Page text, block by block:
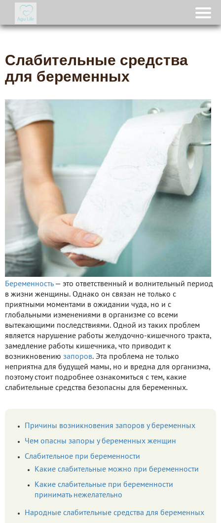
Слабительные средства
для беременных
Беременность— это ответственный и волнительный период
в жизни женщины. Однако он связан не только с
приятными моментами в ожидании чуда, но и с
глобальными изменениями в организме со всеми
вытекающими последствиями. Одной из таких проблем
является нарушение работы желудочно-кишечного тракта,
замедление работы кишечника, что приводит к
возникновению запоров. Эта проблема не только
неприятна для будущей мамы, но и вредна для организма,
поэтому стоит подробнее ознакомиться с тем, какие
слабительные средства безопасны для беременных.
Причины возникновения запоров у беременных
Чем опасны запоры у беременных женщин
Слабительное при беременности
Какие слабительные можно при беременности
Какие слабительные при беременности
принимать нежелательно
Народные слабительные средства для беременных